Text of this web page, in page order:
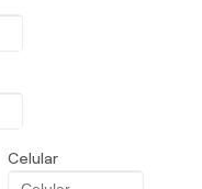
o seu gênero -
oferece.
Celular